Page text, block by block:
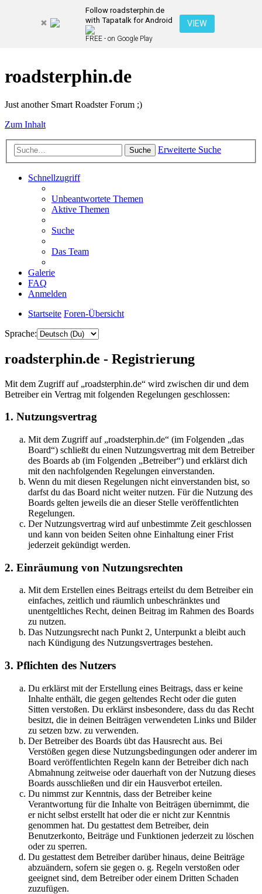
Follow roadsterphin.de
with Tapatalk for Android
FREE - on Google Play
VIEW
roadsterphin.de
Just another Smart Roadster Forum ;)
Zum Inhalt
Suche Erweiterte Suche
Schnellzugriff
Unbeantwortete Themen
Aktive Themen
Suche
Das Team
Galerie
FAQ
Anmelden
Startseite Foren-Übersicht
Sprache:
roadsterphin.de - Registrierung
Mit dem Zugriff auf „roadsterphin.de“ wird zwischen dir und dem
Betreiber ein Vertrag mit folgenden Regelungen geschlossen:
1. Nutzungsvertrag
Mit dem Zugriff auf „roadsterphin.de“ (im Folgenden „das
Board“) schließt du einen Nutzungsvertrag mit dem Betreiber
des Boards ab (im Folgenden „Betreiber“) und erklärst dich
mit den nachfolgenden Regelungen einverstanden.
Wenn du mit diesen Regelungen nicht einverstanden bist, so
darfst du das Board nicht weiter nutzen. Für die Nutzung des
Boards gelten jeweils die an dieser Stelle veröffentlichten
Regelungen.
Der Nutzungsvertrag wird auf unbestimmte Zeit geschlossen
und kann von beiden Seiten ohne Einhaltung einer Frist
jederzeit gekündigt werden.
2. Einräumung von Nutzungsrechten
Mit dem Erstellen eines Beitrags erteilst du dem Betreiber ein
einfaches, zeitlich und räumlich unbeschränktes und
unentgeltliches Recht, deinen Beitrag im Rahmen des Boards
zu nutzen.
Das Nutzungsrecht nach Punkt 2, Unterpunkt a bleibt auch
nach Kündigung des Nutzungsvertrages bestehen.
3. Pflichten des Nutzers
Du erklärst mit der Erstellung eines Beitrags, dass er keine
Inhalte enthält, die gegen geltendes Recht oder die guten
Sitten verstoßen. Du erklärst insbesondere, dass du das Recht
besitzt, die in deinen Beiträgen verwendeten Links und Bilder
zu setzen bzw. zu verwenden.
Der Betreiber des Boards übt das Hausrecht aus. Bei
Verstößen gegen diese Nutzungsbedingungen oder anderer im
Board veröffentlichten Regeln kann der Betreiber dich nach
Abmahnung zeitweise oder dauerhaft von der Nutzung dieses
Boards ausschließen und dir ein Hausverbot erteilen.
Du nimmst zur Kenntnis, dass der Betreiber keine
Verantwortung für die Inhalte von Beiträgen übernimmt, die
er nicht selbst erstellt hat oder die er nicht zur Kenntnis
genommen hat. Du gestattest dem Betreiber, dein
Benutzerkonto, Beiträge und Funktionen jederzeit zu löschen
oder zu sperren.
Du gestattest dem Betreiber darüber hinaus, deine Beiträge
abzuändern, sofern sie gegen o. g. Regeln verstoßen oder
geeignet sind, dem Betreiber oder einem Dritten Schaden
zuzufügen.